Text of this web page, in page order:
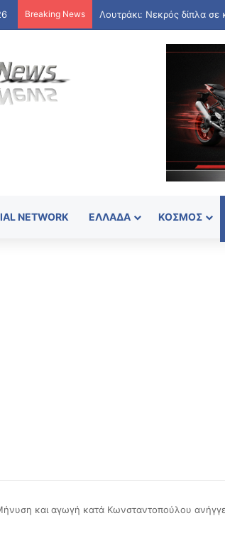
Breaking News
NETWORK ΕΛΛΆΔΑ ΚΌΣΜΟΣ
και αγωγή κατά Κωνσταντοπούλου